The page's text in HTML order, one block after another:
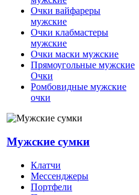
Очки вайфареры
мужские
Очки клабмастеры
мужские
Очки маски мужские
Прямоугольные мужские
Очки
Ромбовидные мужские
очки
Мужские сумки
Клатчи
Мессенджеры
Портфели